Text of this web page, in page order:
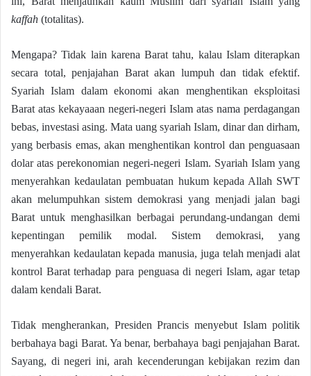
kaffah (totalitas).
Mengapa? Tidak lain karena Barat tahu, kalau Islam diterapkan
secara total, penjajahan Barat akan lumpuh dan tidak efektif.
Syariah Islam dalam ekonomi akan menghentikan eksploitasi
Barat atas kekayaaan negeri-negeri Islam atas nama perdagangan
bebas, investasi asing. Mata uang syariah Islam, dinar dan dirham,
yang berbasis emas, akan menghentikan kontrol dan penguasaan
dolar atas perekonomian negeri-negeri Islam. Syariah Islam yang
menyerahkan kedaulatan pembuatan hukum kepada Allah SWT
akan melumpuhkan sistem demokrasi yang menjadi jalan bagi
Barat untuk menghasilkan berbagai perundang-undangan demi
kepentingan pemilik modal. Sistem demokrasi, yang
menyerahkan kedaulatan kepada manusia, juga telah menjadi alat
kontrol Barat terhadap para penguasa di negeri Islam, agar tetap
dalam kendali Barat.
Tidak mengherankan, Presiden Prancis menyebut Islam politik
berbahaya bagi Barat. Ya benar, berbahaya bagi penjajahan Barat.
Sayang, di negeri ini, arah kecenderungan kebijakan rezim dan